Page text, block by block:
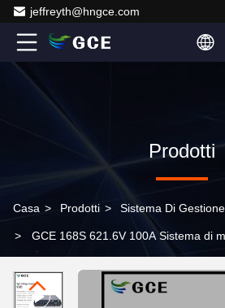
jeffreyth@hngce.com
Prodotti
Casa > Prodotti > Sistema Di
> GCE 168S 621.6V 100A Sistema di
conservazione dell'energia delle batterie